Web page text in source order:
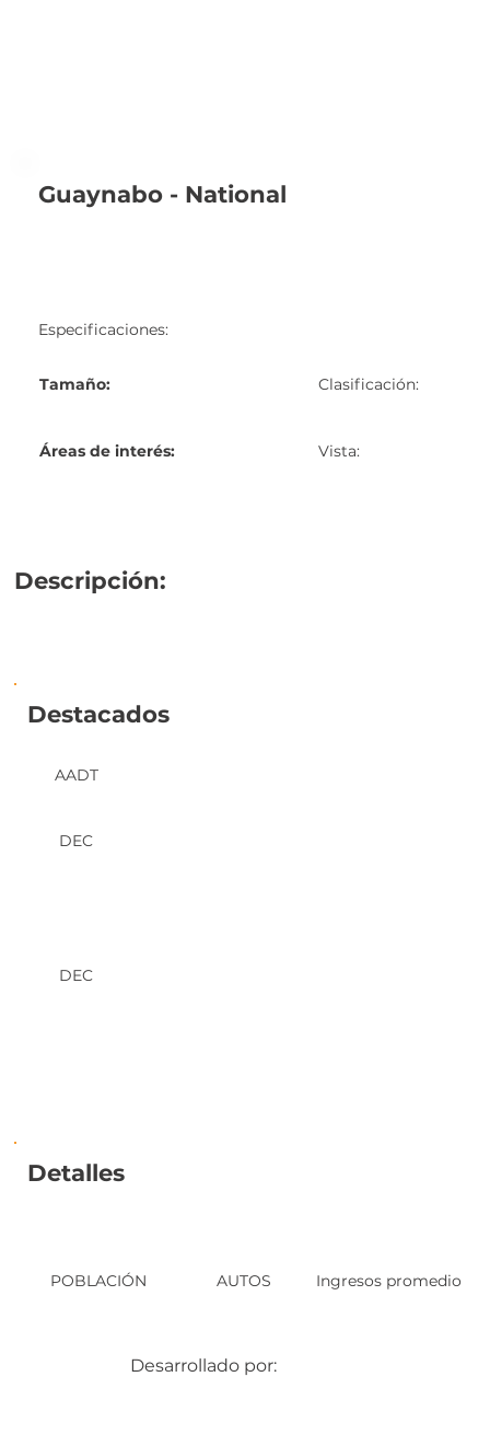
Descripción:
DEC
AADT
Destacados
DEC
Ingresos promedio
AUTOS
POBLACIÓN
Detalles
Desarrollado por:
Guaynabo - National
Especificaciones:
Tamaño: Clasificación:
Áreas de interés: Vista: